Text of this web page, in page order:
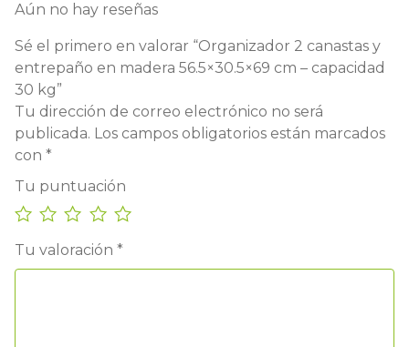
Aún no hay reseñas
Sé el primero en valorar “Organizador 2 canastas y
entrepaño en madera 56.5×30.5×69 cm – capacidad
30 kg”
Tu dirección de correo electrónico no será
publicada. Los campos obligatorios están marcados
con *
Tu puntuación
Tu valoración *